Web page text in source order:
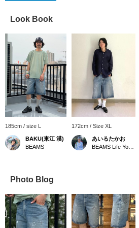
Look Book
185cm / size L
BAKU(東江 漠)
BEAMS
172cm / Size XL
あいるたかお
Photo Blog